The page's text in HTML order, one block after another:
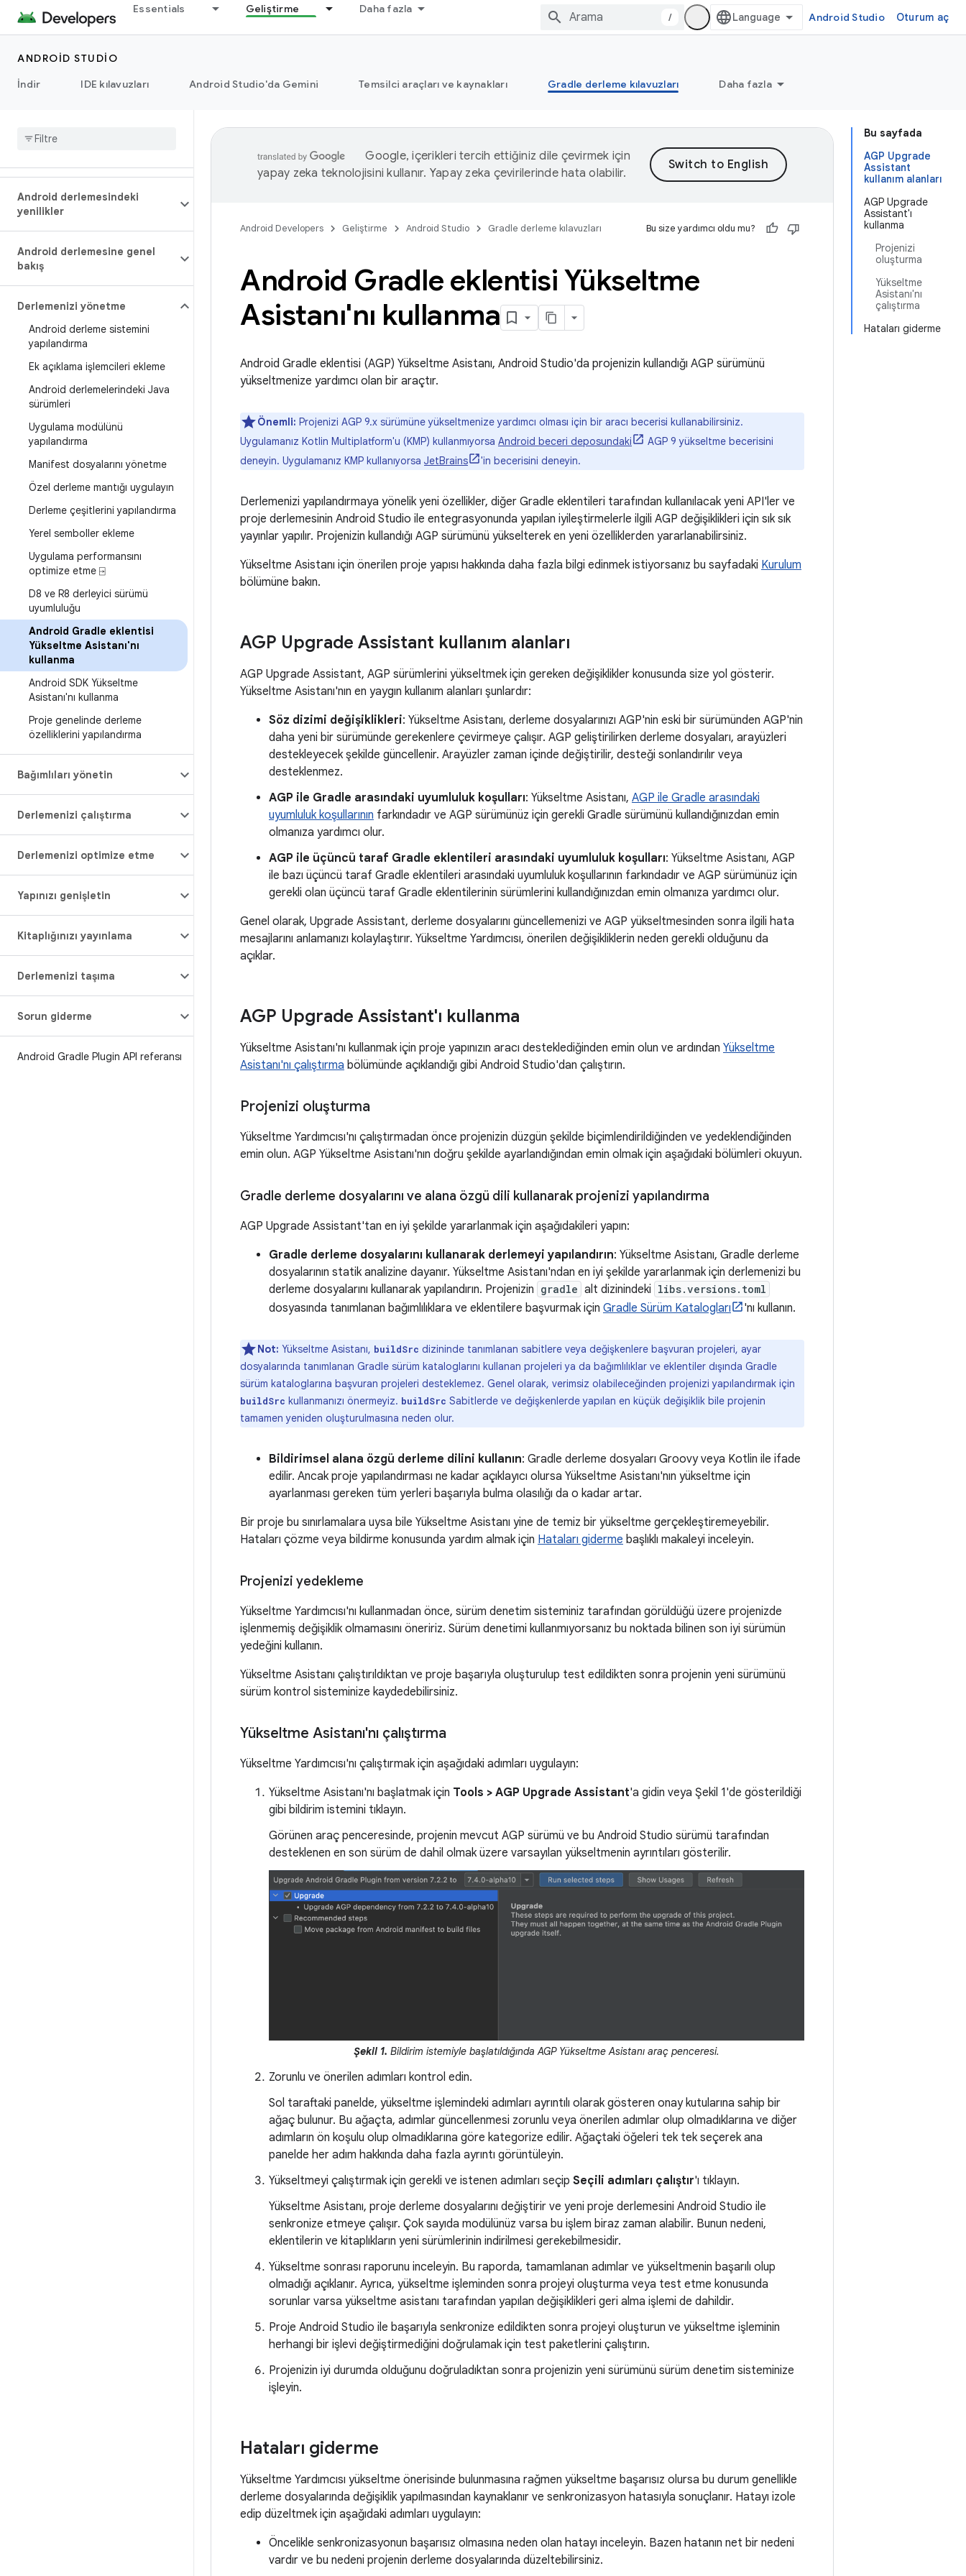
Essentials Geliştirme Daha fazla
/ Android Studio Oturum aç
ANDROID STUDIO
İndir
IDE kılavuzları Android Studio'da Gemini Temsilci araçları ve kaynakları Gradle derleme kılavuzları Daha fazla
Android derlemesindeki
yenilikler
Android derlemesine genel
bakış
Derlemenizi yönetme
Android derleme sistemini
yapılandırma
Ek açıklama işlemcileri ekleme
Android derlemelerindeki Java
sürümleri
Uygulama modülünü
yapılandırma
Manifest dosyalarını yönetme
Özel derleme mantığı uygulayın
Derleme çeşitlerini yapılandırma
Yerel semboller ekleme
Uygulama performansını
optimize etme ⍈
D8 ve R8 derleyici sürümü
uyumluluğu
Android Gradle eklentisi
Yükseltme Asistanı'nı
kullanma
Android SDK Yükseltme
Asistanı'nı kullanma
Proje genelinde derleme
özelliklerini yapılandırma
Bağımlıları yönetin
Derlemenizi çalıştırma
Derlemenizi optimize etme
Yapınızı genişletin
Kitaplığınızı yayınlama
Derlemenizi taşıma
Sorun giderme
Android Gradle Plugin API referansı
Bu sayfada
AGP Upgrade
Assistant
kullanım alanları
AGP Upgrade
Assistant'ı
kullanma
Projenizi
oluşturma
Yükseltme
Asistanı'nı
çalıştırma
Hataları giderme
Google, içerikleri tercih ettiğiniz dile çevirmek için
yapay zeka teknolojisini kullanır. Yapay zeka çevirilerinde hata olabilir.
Android Developers Geliştirme Android Studio Gradle derleme kılavuzları Bu size yardımcı oldu mu?
Android Gradle eklentisi Yükseltme
Asistanı'nı kullanma
Android Gradle eklentisi (AGP) Yükseltme Asistanı, Android Studio'da projenizin kullandığı AGP sürümünü
yükseltmenize yardımcı olan bir araçtır.
Önemli: Projenizi AGP 9.x sürümüne yükseltmenize yardımcı olması için bir aracı becerisi kullanabilirsiniz.
Uygulamanız Kotlin Multiplatform'u (KMP) kullanmıyorsa Android beceri deposundaki
AGP 9 yükseltme becerisini
deneyin. Uygulamanız KMP kullanıyorsa JetBrains 'in becerisini deneyin.
Derlemenizi yapılandırmaya yönelik yeni özellikler, diğer Gradle eklentileri tarafından kullanılacak yeni API'ler ve
proje derlemesinin Android Studio ile entegrasyonunda yapılan iyileştirmelerle ilgili AGP değişiklikleri için sık sık
yayınlar yapılır. Projenizin kullandığı AGP sürümünü yükselterek en yeni özelliklerden yararlanabilirsiniz.
Yükseltme Asistanı için önerilen proje yapısı hakkında daha fazla bilgi edinmek istiyorsanız bu sayfadaki Kurulum
bölümüne bakın.
AGP Upgrade Assistant kullanım alanları
AGP Upgrade Assistant, AGP sürümlerini yükseltmek için gereken değişiklikler konusunda size yol gösterir.
Yükseltme Asistanı'nın en yaygın kullanım alanları şunlardır:
Söz dizimi değişiklikleri: Yükseltme Asistanı, derleme dosyalarınızı AGP'nin eski bir sürümünden AGP'nin
daha yeni bir sürümünde gerekenlere çevirmeye çalışır. AGP geliştirilirken derleme dosyaları, arayüzleri
destekleyecek şekilde güncellenir. Arayüzler zaman içinde değiştirilir, desteği sonlandırılır veya
desteklenmez.
AGP ile Gradle arasındaki uyumluluk koşulları: Yükseltme Asistanı, AGP ile Gradle arasındaki
uyumluluk koşullarının farkındadır ve AGP sürümünüz için gerekli Gradle sürümünü kullandığınızdan emin
olmanıza yardımcı olur.
AGP ile üçüncü taraf Gradle eklentileri arasındaki uyumluluk koşulları: Yükseltme Asistanı, AGP
ile bazı üçüncü taraf Gradle eklentileri arasındaki uyumluluk koşullarının farkındadır ve AGP sürümünüz için
gerekli olan üçüncü taraf Gradle eklentilerinin sürümlerini kullandığınızdan emin olmanıza yardımcı olur.
Genel olarak, Upgrade Assistant, derleme dosyalarını güncellemenizi ve AGP yükseltmesinden sonra ilgili hata
mesajlarını anlamanızı kolaylaştırır. Yükseltme Yardımcısı, önerilen değişikliklerin neden gerekli olduğunu da
açıklar.
AGP Upgrade Assistant'ı kullanma
Yükseltme Asistanı'nı kullanmak için proje yapınızın aracı desteklediğinden emin olun ve ardından Yükseltme
Asistanı'nı çalıştırma bölümünde açıklandığı gibi Android Studio'dan çalıştırın.
Projenizi oluşturma
Yükseltme Yardımcısı'nı çalıştırmadan önce projenizin düzgün şekilde biçimlendirildiğinden ve yedeklendiğinden
emin olun. AGP Yükseltme Asistanı'nın doğru şekilde ayarlandığından emin olmak için aşağıdaki bölümleri okuyun.
Gradle derleme dosyalarını ve alana özgü dili kullanarak projenizi yapılandırma
AGP Upgrade Assistant'tan en iyi şekilde yararlanmak için aşağıdakileri yapın:
Gradle derleme dosyalarını kullanarak derlemeyi yapılandırın: Yükseltme Asistanı, Gradle derleme
dosyalarının statik analizine dayanır. Yükseltme Asistanı'ndan en iyi şekilde yararlanmak için derlemenizi bu
derleme dosyalarını kullanarak yapılandırın. Projenizin gradle alt dizinindeki libs.versions.toml
dosyasında tanımlanan bağımlılıklara ve eklentilere başvurmak için Gradle Sürüm Katalogları 'nı kullanın.
Not: Yükseltme Asistanı, buildSrc dizininde tanımlanan sabitlere veya değişkenlere başvuran projeleri, ayar
dosyalarında tanımlanan Gradle sürüm kataloglarını kullanan projeleri ya da bağımlılıklar ve eklentiler dışında Gradle
sürüm kataloglarına başvuran projeleri desteklemez. Genel olarak, verimsiz olabileceğinden projenizi yapılandırmak için
buildSrc kullanmanızı önermeyiz. buildSrc Sabitlerde ve değişkenlerde yapılan en küçük değişiklik bile projenin
tamamen yeniden oluşturulmasına neden olur.
Bildirimsel alana özgü derleme dilini kullanın: Gradle derleme dosyaları Groovy veya Kotlin ile ifade
edilir. Ancak proje yapılandırması ne kadar açıklayıcı olursa Yükseltme Asistanı'nın yükseltme için
ayarlanması gereken tüm yerleri başarıyla bulma olasılığı da o kadar artar.
Bir proje bu sınırlamalara uysa bile Yükseltme Asistanı yine de temiz bir yükseltme gerçekleştiremeyebilir.
Hataları çözme veya bildirme konusunda yardım almak için Hataları giderme başlıklı makaleyi inceleyin.
Projenizi yedekleme
Yükseltme Yardımcısı'nı kullanmadan önce, sürüm denetim sisteminiz tarafından görüldüğü üzere projenizde
işlenmemiş değişiklik olmamasını öneririz. Sürüm denetimi kullanmıyorsanız bu noktada bilinen son iyi sürümün
yedeğini kullanın.
Yükseltme Asistanı çalıştırıldıktan ve proje başarıyla oluşturulup test edildikten sonra projenin yeni sürümünü
sürüm kontrol sisteminize kaydedebilirsiniz.
Yükseltme Asistanı'nı çalıştırma
Yükseltme Yardımcısı'nı çalıştırmak için aşağıdaki adımları uygulayın:
Yükseltme Asistanı'nı başlatmak için Tools > AGP Upgrade Assistant'a gidin veya Şekil 1'de gösterildiği
gibi bildirim istemini tıklayın.
Görünen araç penceresinde, projenin mevcut AGP sürümü ve bu Android Studio sürümü tarafından
desteklenen en son sürüm de dahil olmak üzere varsayılan yükseltmenin ayrıntıları gösterilir.
Şekil 1. Bildirim istemiyle başlatıldığında AGP Yükseltme Asistanı araç penceresi.
Zorunlu ve önerilen adımları kontrol edin.
Sol taraftaki panelde, yükseltme işlemindeki adımları ayrıntılı olarak gösteren onay kutularına sahip bir
ağaç bulunur. Bu ağaçta, adımlar güncellenmesi zorunlu veya önerilen adımlar olup olmadıklarına ve diğer
adımların ön koşulu olup olmadıklarına göre kategorize edilir. Ağaçtaki öğeleri tek tek seçerek ana
panelde her adım hakkında daha fazla ayrıntı görüntüleyin.
Yükseltmeyi çalıştırmak için gerekli ve istenen adımları seçip Seçili adımları çalıştır'ı tıklayın.
Yükseltme Asistanı, proje derleme dosyalarını değiştirir ve yeni proje derlemesini Android Studio ile
senkronize etmeye çalışır. Çok sayıda modülünüz varsa bu işlem biraz zaman alabilir. Bunun nedeni,
eklentilerin ve kitaplıkların yeni sürümlerinin indirilmesi gerekebilmesidir.
Yükseltme sonrası raporunu inceleyin. Bu raporda, tamamlanan adımlar ve yükseltmenin başarılı olup
olmadığı açıklanır. Ayrıca, yükseltme işleminden sonra projeyi oluşturma veya test etme konusunda
sorunlar varsa yükseltme asistanı tarafından yapılan değişiklikleri geri alma işlemi de dahildir.
Proje Android Studio ile başarıyla senkronize edildikten sonra projeyi oluşturun ve yükseltme işleminin
herhangi bir işlevi değiştirmediğini doğrulamak için test paketlerini çalıştırın.
Projenizin iyi durumda olduğunu doğruladıktan sonra projenizin yeni sürümünü sürüm denetim sisteminize
işleyin.
Hataları giderme
Yükseltme Yardımcısı yükseltme önerisinde bulunmasına rağmen yükseltme başarısız olursa bu durum genellikle
derleme dosyalarında değişiklik yapılmasından kaynaklanır ve senkronizasyon hatasıyla sonuçlanır. Hatayı izole
edip düzeltmek için aşağıdaki adımları uygulayın:
Öncelikle senkronizasyonun başarısız olmasına neden olan hatayı inceleyin. Bazen hatanın net bir nedeni
vardır ve bu nedeni projenin derleme dosyalarında düzeltebilirsiniz.